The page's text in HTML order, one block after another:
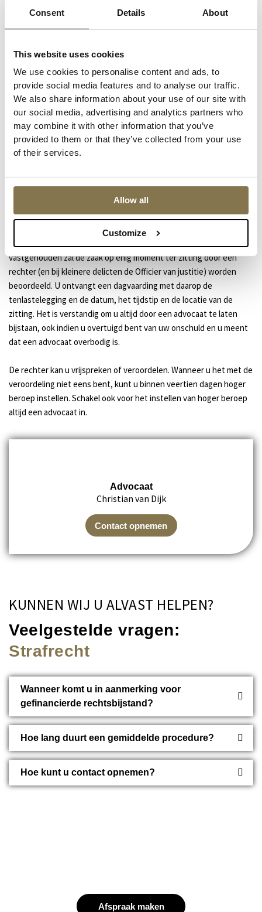
Consent Details About
This website uses cookies
We use cookies to personalise content and ads, to
provide social media features and to analyse our traffic.
We also share information about your use of our site with
our social media, advertising and analytics partners who
may combine it with other information that you’ve
provided to them or that they’ve collected from your use
of their services.
Allow all
Customize
Advocaat
Christian van Dijk
Contact opnemen
voorgaan: bijvoorbeeld als u een medische operatie moet
ondergaan, indien u een examen moet afleggen of uw baan
Mogelijk is de officier van justitie van mening dat u nog langer in
voorlopige hechtenis moet blijven. Voordat de bewaringstermijn
verloopt zal deze de rechter verzoeken om u gevangen te houden.
De rechter kan een bevel tot gevangenhouding geven voor 30, 60
of 90 dagen. Het bevel kan telkens op verzoek van de officier van
justitie worden verlengd, maar niet voordat u met uw advocaat
daarover uw mening heeft kunnen geven ten overstaan van de
bevelen aan te vechten en/of te verzoeken om schorsing of
opheffing van de voorlopige hechtenis.
De zitting en de uitspraak
Als u op vrije voeten bent gesteld, maar ook als u bent
vastgehouden zal de zaak op enig moment ter zitting door een
rechter (en bij kleinere delicten de Officier van justitie) worden
beoordeeld. U ontvangt een dagvaarding met daarop de
tenlastelegging en de datum, het tijdstip en de locatie van de
zitting. Het is verstandig om u altijd door een advocaat te laten
bijstaan, ook indien u overtuigd bent van uw onschuld en u meent
dat een advocaat overbodig is.
De rechter kan u vrijspreken of veroordelen. Wanneer u het met de
veroordeling niet eens bent, kunt u binnen veertien dagen hoger
beroep instellen. Schakel ook voor het instellen van hoger beroep
altijd een advocaat in.
KUNNEN WIJ U ALVAST HELPEN?
Veelgestelde vragen:
Strafrecht
Wanneer komt u in aanmerking voor
gefinancierde rechtsbijstand?
Hoe lang duurt een gemiddelde procedure?
Hoe kunt u contact opnemen?
Afspraak maken